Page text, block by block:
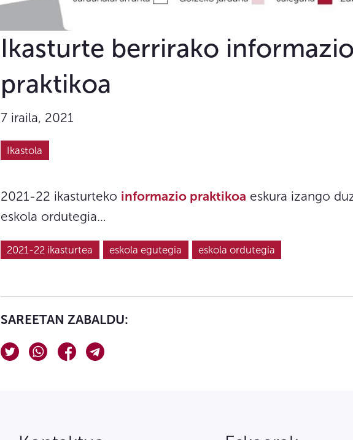
Ikasturte berrirako
praktikoa
7 iraila, 2021
Ikastola
2021-22 ikasturteko informazio praktikoa eskura izango
eskola ordutegia…
2021-22 ikasturtea eskola egutegia eskola ordutegia
SAREETAN ZABALDU: